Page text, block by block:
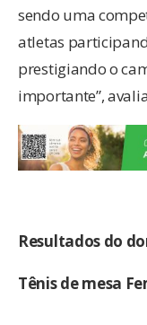
sendo uma
atletas
prestigiando o
importante”,
Resultados do
Tênis de mesa